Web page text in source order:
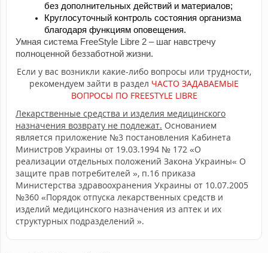
без дополнительных действий и материалов;
Круглосуточный контроль состояния организма
благодаря функциям оповещения.
Умная система FreeStyle Libre 2 – шаг навстречу
полноценной беззаботной жизни.
Если у вас возникли какие-либо вопросы или трудности,
рекомендуем зайти в раздел ЧАСТО ЗАДАВАЕМЫЕ
ВОПРОСЫ ПО FREESTYLE LIBRE
Лекарственные средства и изделия медицинского
назначения возврату не подлежат. Основанием
является приложение №3 постановления Кабинета
Министров Украины от 19.03.1994 № 172 «О
реализации отдельных положений Закона Украины« О
защите прав потребителей », п.16 приказа
Министерства здравоохранения Украины от 10.07.2005
№360 «Порядок отпуска лекарственных средств и
изделий медицинского назначения из аптек и их
структурных подразделений ».